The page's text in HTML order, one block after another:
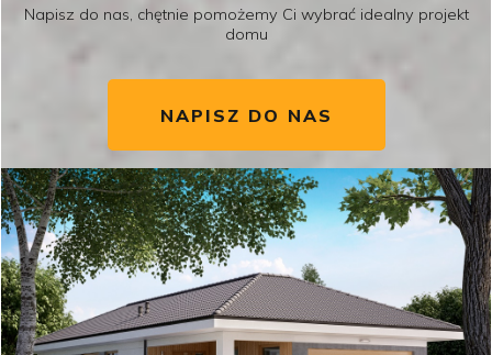
Napisz do nas, chętnie pomożemy Ci wybrać idealny projekt
domu
NAPISZ DO NAS